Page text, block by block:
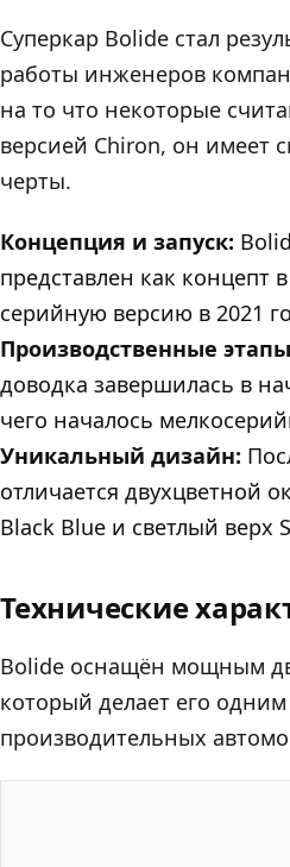
Суперкар Bolide стал
работы инженеров
на то что некоторые
версией Chiron, он имеет
черты.
Концепция и запуск:
представлен как концепт
серийную версию в 2021
Производственные
доводка завершилась в
чего началось
Уникальный дизайн:
отличается двухцветной
Black Blue и светлый верх
Технические
Bolide оснащён мощным
который делает его
производительных